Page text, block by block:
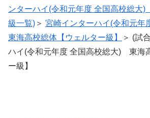
ンターハイ(令和元年度 全国高校総大
級一覧) ＞ 宮崎インターハイ(令和元
東海高校総体【ウェルター級】
＞ (試
ハイ(令和元年度 全国高校総大) 東海
ー級】